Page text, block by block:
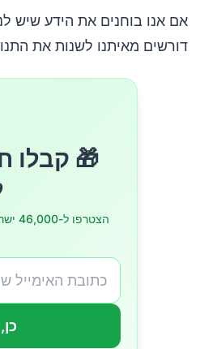
אם אנו בוחנים את הידע שיש
דורשים מאיתנו לשנות את